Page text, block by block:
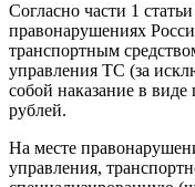
Согласно части 1
правонарушениях
транспортным
управления ТС (за
собой наказание в
рублей.
На месте
управления,